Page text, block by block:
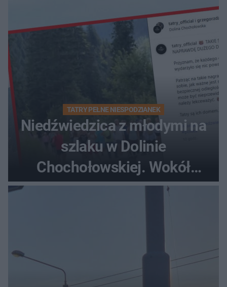
TATRY PEŁNE NIESPODZIANEK
Niedźwiedzica z młodymi na
szlaku w Dolinie
Chochołowskiej. Wokół